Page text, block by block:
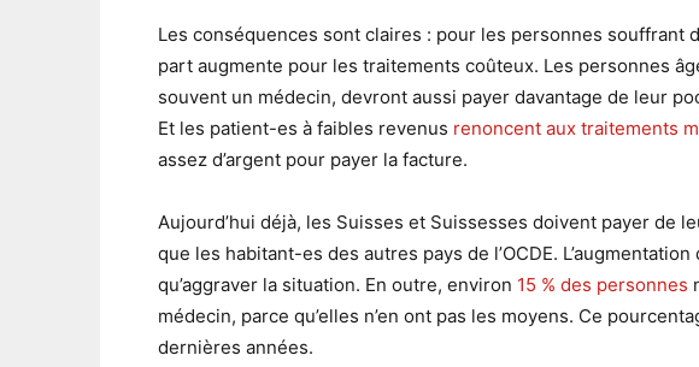
Les conséquences sont claires : pour les personnes souffrant
part augmente pour les traitements coûteux. Les personnes
souvent un médecin, devront aussi payer davantage de leur
Et les patient-es à faibles revenus renoncent aux traitements
assez d’argent pour payer la facture.
Aujourd’hui déjà, les Suisses et Suissesses doivent payer de
que les habitant-es des autres pays de l’OCDE.
qu’aggraver la situation. En outre, environ 15 % des personnes
médecin, parce qu’elles n’en ont pas les moyens. Ce
dernières années.